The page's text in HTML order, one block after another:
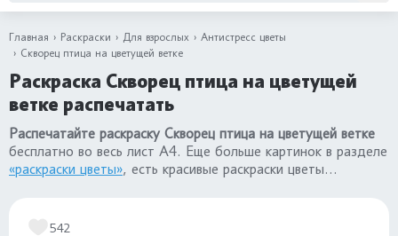
Главная Раскраски Для взрослых
Антистресс цветы
Скворец птица на цветущей ветке
Раскраска Скворец птица на цветущей
ветке распечатать
Распечатайте раскраску Скворец птица на цветущей ветке
бесплатно во весь лист А4. Еще больше картинок в разделе
«раскраски цветы», есть красивые раскраски цветы
542